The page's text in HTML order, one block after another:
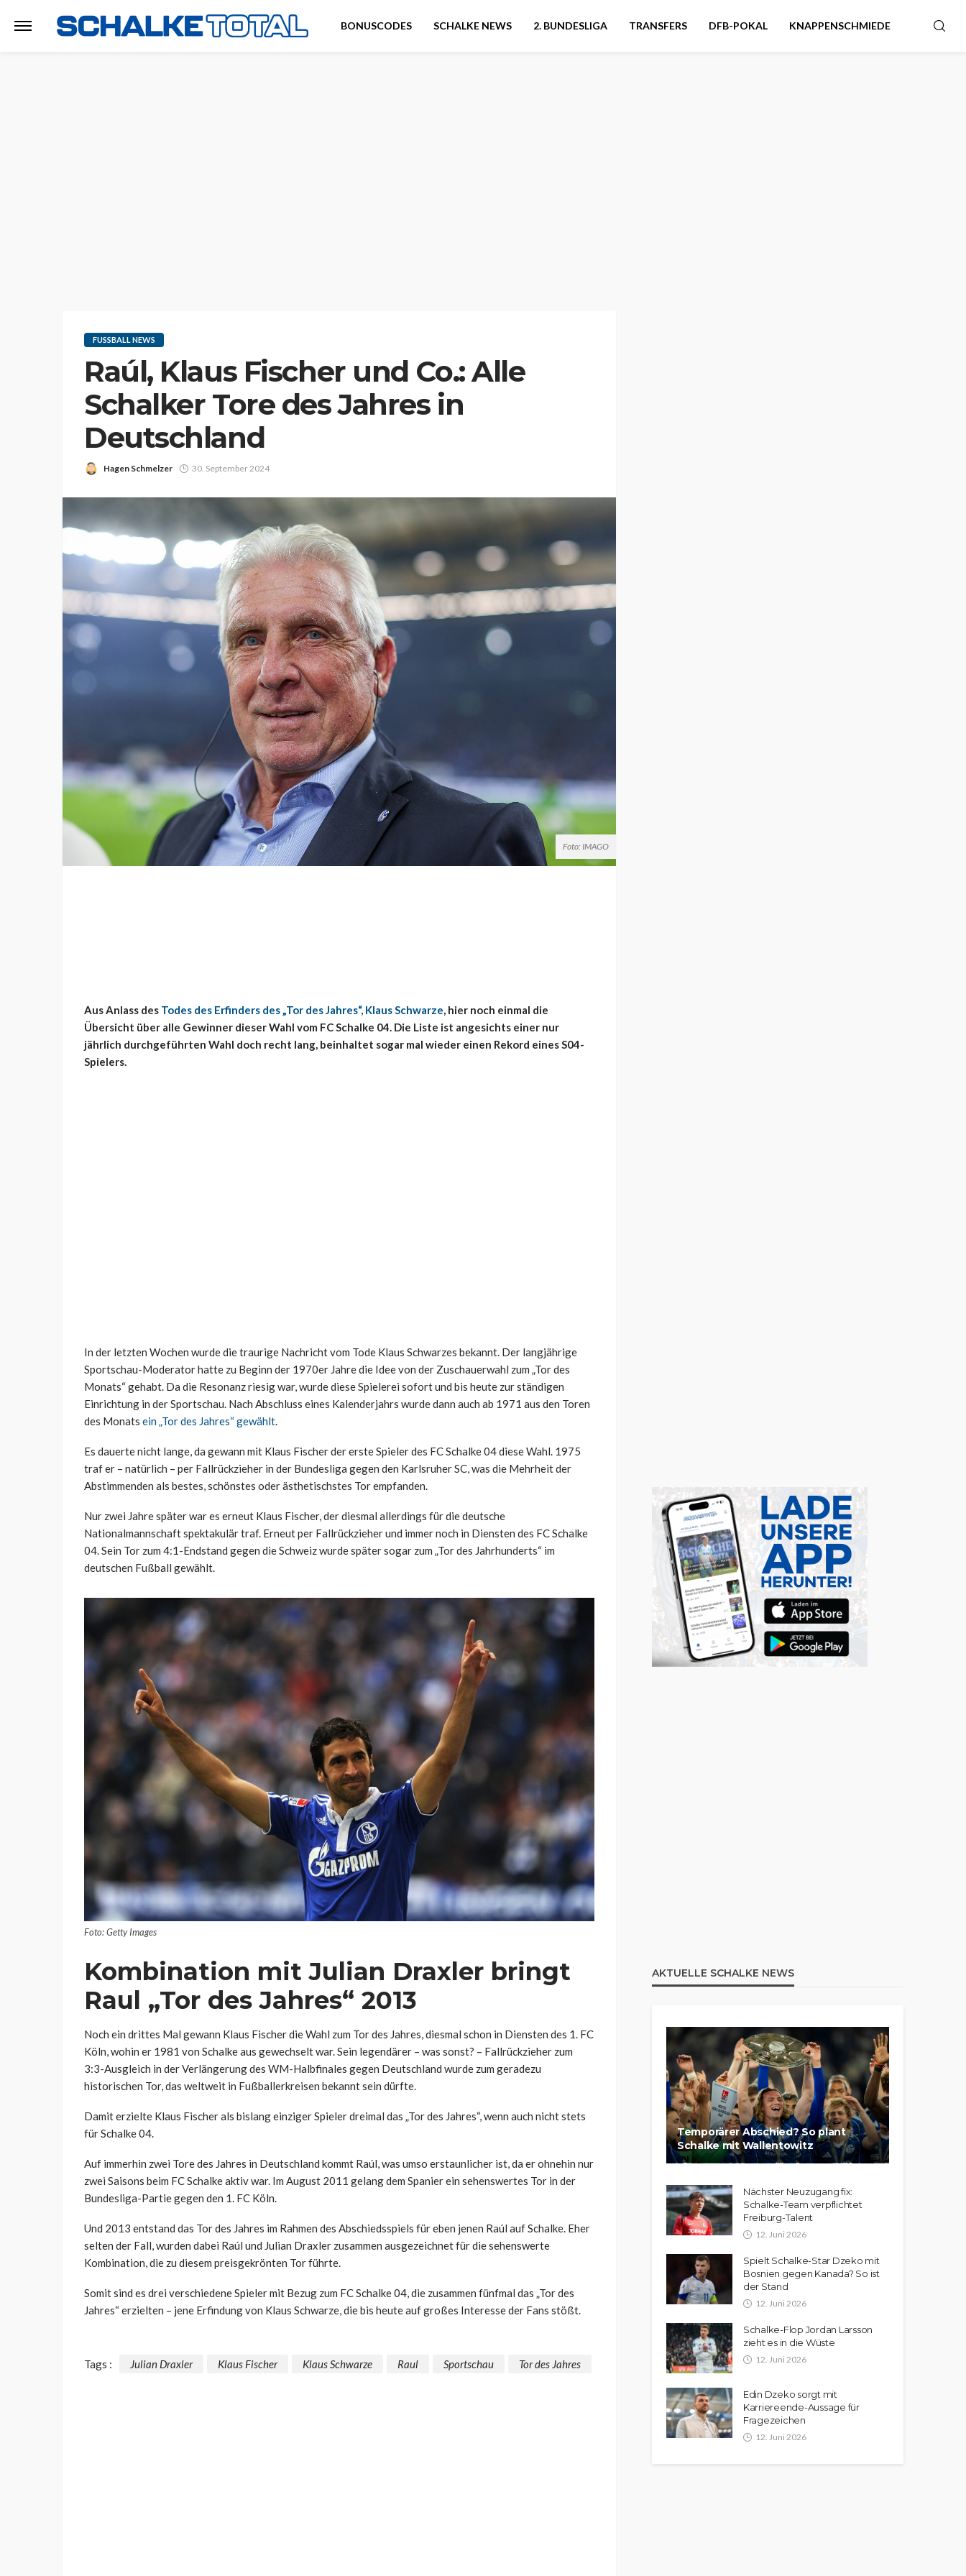
BONUSCODES SCHALKE NEWS 2. BUNDESLIGA TRANSFERS DFB-POKAL KNAPPENSCHMIEDE
FUSSBALL NEWS
Raúl, Klaus Fischer und Co.: Alle
Schalker Tore des Jahres in
Deutschland
Hagen Schmelzer 30. September 2024
Foto: IMAGO
Aus Anlass des Todes des Erfinders des „Tor des Jahres“, Klaus Schwarze, hier noch einmal die
Übersicht über alle Gewinner dieser Wahl vom FC Schalke 04. Die Liste ist angesichts einer nur
jährlich durchgeführten Wahl doch recht lang, beinhaltet sogar mal wieder einen Rekord eines S04-
Spielers.
In der letzten Wochen wurde die traurige Nachricht vom Tode Klaus Schwarzes bekannt. Der langjährige
Sportschau-Moderator hatte zu Beginn der 1970er Jahre die Idee von der Zuschauerwahl zum „Tor des
Monats“ gehabt. Da die Resonanz riesig war, wurde diese Spielerei sofort und bis heute zur ständigen
Einrichtung in der Sportschau. Nach Abschluss eines Kalenderjahrs wurde dann auch ab 1971 aus den Toren
des Monats ein „Tor des Jahres“ gewählt.
Es dauerte nicht lange, da gewann mit Klaus Fischer der erste Spieler des FC Schalke 04 diese Wahl. 1975
traf er – natürlich – per Fallrückzieher in der Bundesliga gegen den Karlsruher SC, was die Mehrheit der
Abstimmenden als bestes, schönstes oder ästhetischstes Tor empfanden.
Nur zwei Jahre später war es erneut Klaus Fischer, der diesmal allerdings für die deutsche
Nationalmannschaft spektakulär traf. Erneut per Fallrückzieher und immer noch in Diensten des FC Schalke
04. Sein Tor zum 4:1-Endstand gegen die Schweiz wurde später sogar zum „Tor des Jahrhunderts“ im
deutschen Fußball gewählt.
Foto: Getty Images
Kombination mit Julian Draxler bringt
Raul „Tor des Jahres“ 2013
Noch ein drittes Mal gewann Klaus Fischer die Wahl zum Tor des Jahres, diesmal schon in Diensten des 1. FC
Köln, wohin er 1981 von Schalke aus gewechselt war. Sein legendärer – was sonst? – Fallrückzieher zum
3:3-Ausgleich in der Verlängerung des WM-Halbfinales gegen Deutschland wurde zum geradezu
historischen Tor, das weltweit in Fußballerkreisen bekannt sein dürfte.
Damit erzielte Klaus Fischer als bislang einziger Spieler dreimal das „Tor des Jahres“, wenn auch nicht stets
für Schalke 04.
Auf immerhin zwei Tore des Jahres in Deutschland kommt Raúl, was umso erstaunlicher ist, da er ohnehin nur
zwei Saisons beim FC Schalke aktiv war. Im August 2011 gelang dem Spanier ein sehenswertes Tor in der
Bundesliga-Partie gegen den 1. FC Köln.
Und 2013 entstand das Tor des Jahres im Rahmen des Abschiedsspiels für eben jenen Raúl auf Schalke. Eher
selten der Fall, wurden dabei Raúl und Julian Draxler zusammen ausgezeichnet für die sehenswerte
Kombination, die zu diesem preisgekrönten Tor führte.
Somit sind es drei verschiedene Spieler mit Bezug zum FC Schalke 04, die zusammen fünfmal das „Tor des
Jahres“ erzielten – jene Erfindung von Klaus Schwarze, die bis heute auf großes Interesse der Fans stößt.
Tags : Julian Draxler Klaus Fischer Klaus Schwarze Raul Sportschau Tor des Jahres
AKTUELLE SCHALKE NEWS
Temporärer Abschied? So plant
Schalke mit Wallentowitz
Nächster Neuzugang fix:
Schalke-Team verpflichtet
Freiburg-Talent
12. Juni 2026
Spielt Schalke-Star Dzeko mit
Bosnien gegen Kanada? So ist
der Stand
12. Juni 2026
Schalke-Flop Jordan Larsson
zieht es in die Wüste
12. Juni 2026
Edin Dzeko sorgt mit
Karriereende-Aussage für
Fragezeichen
12. Juni 2026